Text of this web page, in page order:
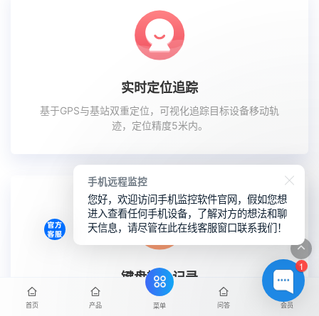
实时定位追踪
基于GPS与基站双重定位，可视化追踪目标设备移动轨
迹，定位精度5米内。
键盘输入记录
全面记录通话、短信、聊天及社交媒体的键盘输入内容，
首页 产品 菜单 问答 会员
1
手机远程监控
您好，欢迎访问手机监控软件官网，假如您想
进入查看任何手机设备，了解对方的想法和聊
天信息，请尽管在此在线客服窗口联系我们！